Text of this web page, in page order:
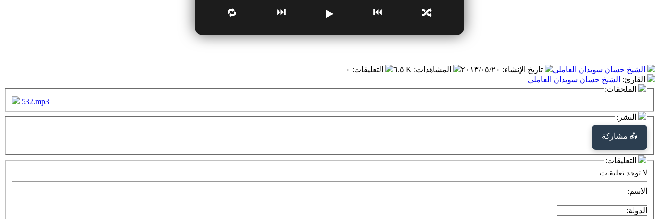
🔀
⏮
▶
⏭
🔁
الشيخ حسان سويدان العاملي تاريخ الإنشاء: ٢٠١٣/٠٥/٢٠ المشاهدات: ٦.٥ K التعليقات: ٠
القارئ: الشيخ حسان سويدان العاملي
الملحقات:
532.mp3
النشر:
📤 مشاركة
التعليقات:
لا توجد تعليقات.
الاسم:
الدولة: